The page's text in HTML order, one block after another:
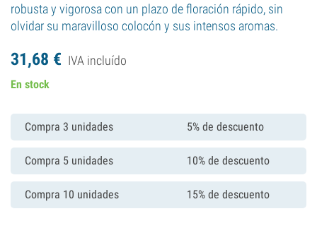
robusta y vigorosa con un plazo de floración rápido, sin
olvidar su maravilloso colocón y sus intensos aromas.
31,68 € IVA incluído
En stock
Compra 3 unidades 5% de descuento
Compra 5 unidades 10% de descuento
Compra 10 unidades 15% de descuento